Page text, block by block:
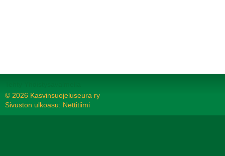
© 2026 Kasvinsuojeluseura ry
Sivuston ulkoasu: Nettitiimi